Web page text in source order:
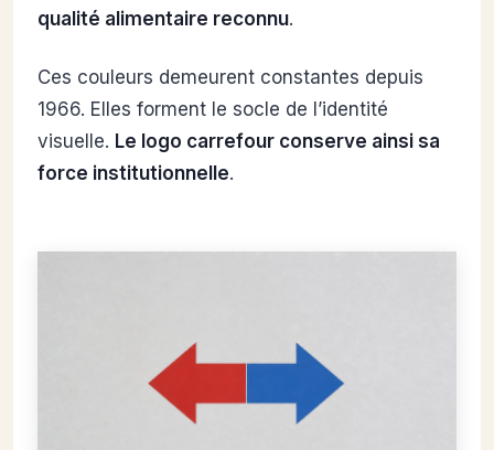
qualité alimentaire reconnu.
Ces couleurs demeurent constantes depuis
1966. Elles forment le socle de l’identité
visuelle. Le logo carrefour conserve ainsi sa
force institutionnelle.